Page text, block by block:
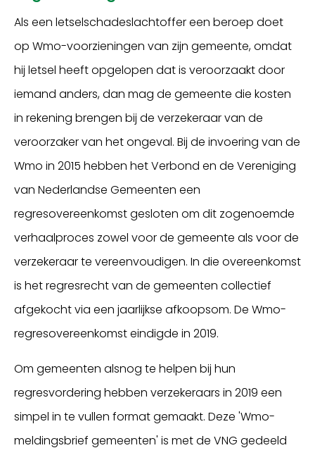
Als een letselschadeslachtoffer een beroep doet
op Wmo-voorzieningen van zijn gemeente, omdat
hij letsel heeft opgelopen dat is veroorzaakt door
iemand anders, dan mag de gemeente die kosten
in rekening brengen bij de verzekeraar van de
veroorzaker van het ongeval. Bij de invoering van de
Wmo in 2015 hebben het Verbond en de Vereniging
van Nederlandse Gemeenten een
regresovereenkomst gesloten om dit zogenoemde
verhaalproces zowel voor de gemeente als voor de
verzekeraar te vereenvoudigen. In die overeenkomst
is het regresrecht van de gemeenten collectief
afgekocht via een jaarlijkse afkoopsom. De Wmo-
regresovereenkomst eindigde in 2019.
Om gemeenten alsnog te helpen bij hun
regresvordering hebben verzekeraars in 2019 een
simpel in te vullen format gemaakt. Deze 'Wmo-
meldingsbrief gemeenten' is met de VNG gedeeld